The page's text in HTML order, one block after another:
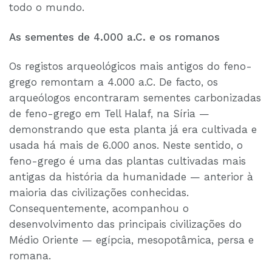
todo o mundo.
As sementes de 4.000 a.C. e os romanos
Os registos arqueológicos mais antigos do feno-
grego remontam a 4.000 a.C. De facto, os
arqueólogos encontraram sementes carbonizadas
de feno-grego em Tell Halaf, na Síria —
demonstrando que esta planta já era cultivada e
usada há mais de 6.000 anos. Neste sentido, o
feno-grego é uma das plantas cultivadas mais
antigas da história da humanidade — anterior à
maioria das civilizações conhecidas.
Consequentemente, acompanhou o
desenvolvimento das principais civilizações do
Médio Oriente — egípcia, mesopotâmica, persa e
romana.